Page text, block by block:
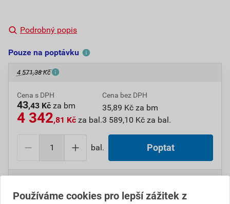
Podrobný popis
Pouze na poptávku
4 571,38 Kč
Cena s DPH
43,43 Kč za bm
4 342,81 Kč za bal.
Cena bez DPH
35,89 Kč za bm
3 589,10 Kč za bal.
bal. Poptat
Do košíku přidáte1 bal. / 100 bmza4 342,81Kčs
DPH (3 589,10 bez DPH).
Používáme cookies pro lepší zážitek z